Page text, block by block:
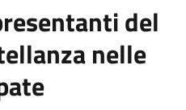
del
nelle